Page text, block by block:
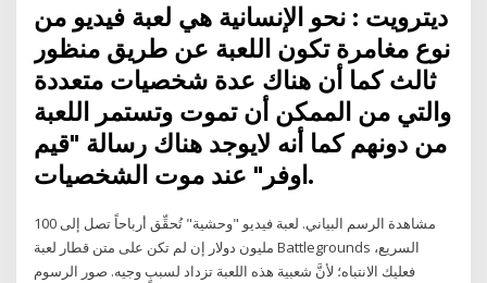
ديترويت : نحو الإنسانية هي لعبة فيديو من
نوع مغامرة تكون اللعبة عن طريق منظور
ثالث كما أن هناك عدة شخصيات متعددة
والتي من الممكن أن تموت وتستمر اللعبة
من دونهم كما أنه لايوجد هناك رسالة "قيم
اوفر" عند موت الشخصيات.
مشاهدة الرسم البياني. لعبة فيديو "وحشية" تُحقِّق أرباحاً تصل إلى 100
مليون دولار إن لم تكن على متن قطار لعبة Battlegrounds السريع،
فعليك الانتباه؛ لأنَّ شعبية هذه اللعبة تزداد لسببٍ وجيه. صور الرسوم